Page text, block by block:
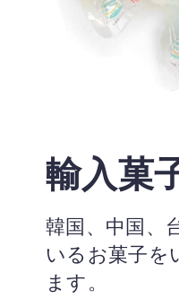
輸入菓
韓国、中国、
いるお菓子を
ます。